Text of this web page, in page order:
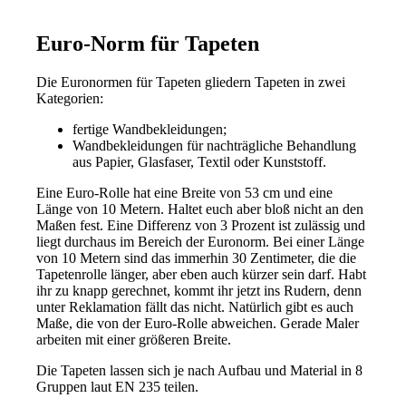
Euro-Norm für Tapeten
Die Euronormen für Tapeten gliedern Tapeten in zwei
Kategorien:
fertige Wandbekleidungen;
Wandbekleidungen für nachträgliche Behandlung
aus Papier, Glasfaser, Textil oder Kunststoff.
Eine Euro-Rolle hat eine Breite von 53 cm und eine
Länge von 10 Metern. Haltet euch aber bloß nicht an den
Maßen fest. Eine Differenz von 3 Prozent ist zulässig und
liegt durchaus im Bereich der Euronorm. Bei einer Länge
von 10 Metern sind das immerhin 30 Zentimeter, die die
Tapetenrolle länger, aber eben auch kürzer sein darf. Habt
ihr zu knapp gerechnet, kommt ihr jetzt ins Rudern, denn
unter Reklamation fällt das nicht. Natürlich gibt es auch
Maße, die von der Euro-Rolle abweichen. Gerade Maler
arbeiten mit einer größeren Breite.
Die Tapeten lassen sich je nach Aufbau und Material in 8
Gruppen laut EN 235 teilen.